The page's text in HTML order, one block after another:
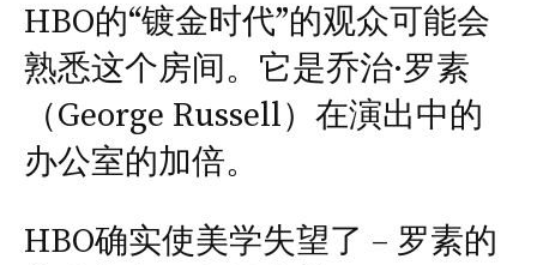
HBO的“镀金时代”的观众可能会
熟悉这个房间。它是乔治·罗素
（George Russell）在演出中的
办公室的加倍。
HBO确实使美学失望了 – 罗素的